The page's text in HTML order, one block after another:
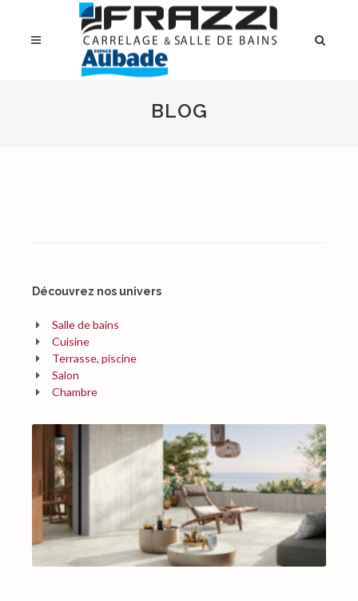
BLOG
Découvrez nos univers
Salle de bains
Cuisine
Terrasse, piscine
Salon
Chambre